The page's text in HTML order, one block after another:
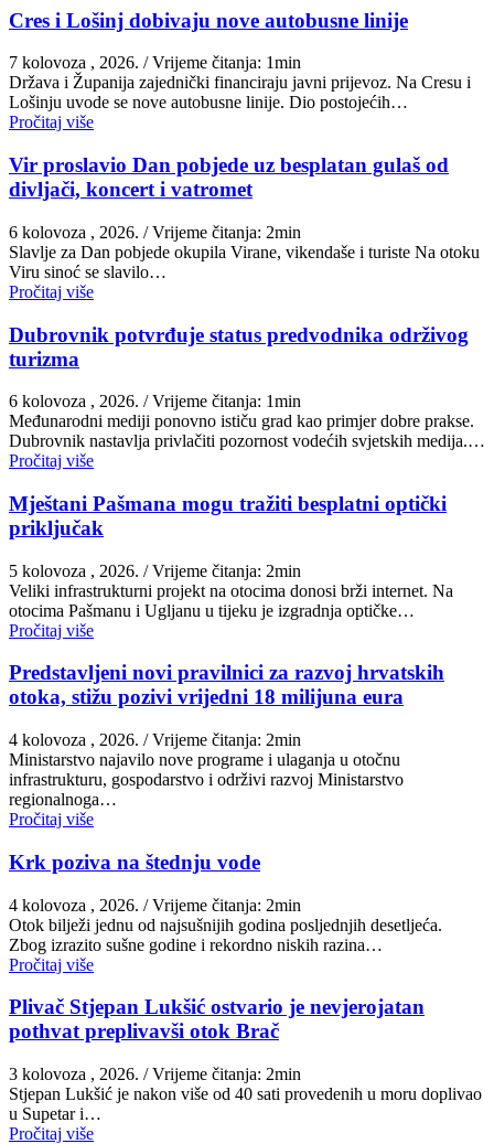
Cres i Lošinj dobivaju nove autobusne linije
7 kolovoza , 2026. / Vrijeme čitanja: 1min
Država i Županija zajednički financiraju javni prijevoz. Na Cresu i
Lošinju uvode se nove autobusne linije. Dio postojećih…
Pročitaj više
Vir proslavio Dan pobjede uz besplatan gulaš od
divljači, koncert i vatromet
6 kolovoza , 2026. / Vrijeme čitanja: 2min
Slavlje za Dan pobjede okupila Virane, vikendaše i turiste Na otoku
Viru sinoć se slavilo…
Pročitaj više
Dubrovnik potvrđuje status predvodnika održivog
turizma
6 kolovoza , 2026. / Vrijeme čitanja: 1min
Međunarodni mediji ponovno ističu grad kao primjer dobre prakse.
Dubrovnik nastavlja privlačiti pozornost vodećih svjetskih medija.…
Pročitaj više
Mještani Pašmana mogu tražiti besplatni optički
priključak
5 kolovoza , 2026. / Vrijeme čitanja: 2min
Veliki infrastrukturni projekt na otocima donosi brži internet. Na
otocima Pašmanu i Ugljanu u tijeku je izgradnja optičke…
Pročitaj više
Predstavljeni novi pravilnici za razvoj hrvatskih
otoka, stižu pozivi vrijedni 18 milijuna eura
4 kolovoza , 2026. / Vrijeme čitanja: 2min
Ministarstvo najavilo nove programe i ulaganja u otočnu
infrastrukturu, gospodarstvo i održivi razvoj Ministarstvo
regionalnoga…
Pročitaj više
Krk poziva na štednju vode
4 kolovoza , 2026. / Vrijeme čitanja: 2min
Otok bilježi jednu od najsušnijih godina posljednjih desetljeća.
Zbog izrazito sušne godine i rekordno niskih razina…
Pročitaj više
Plivač Stjepan Lukšić ostvario je nevjerojatan
pothvat preplivavši otok Brač
3 kolovoza , 2026. / Vrijeme čitanja: 2min
St​jepan Lukšić je nakon više od 40 sati provedenih u moru doplivao
u Supetar i…
Pročitaj više